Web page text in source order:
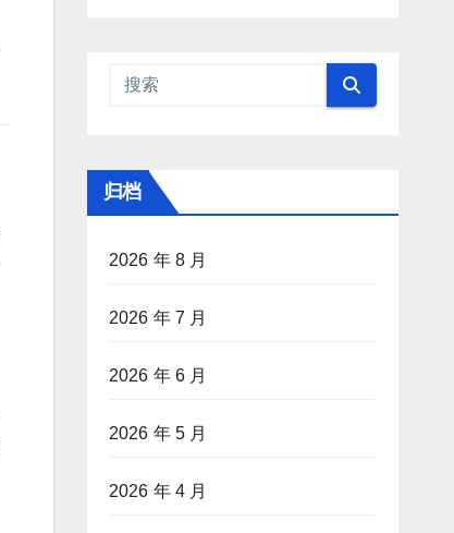
归档
2026 年 8 月
2026 年 7 月
2026 年 6 月
2026 年 5 月
2026 年 4 月